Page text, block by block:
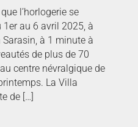
l’horlogerie se
1er au 6 avril 2025, à
Sarasin, à 1 minute à
de plus de 70
centre névralgique de
La Villa
de […]